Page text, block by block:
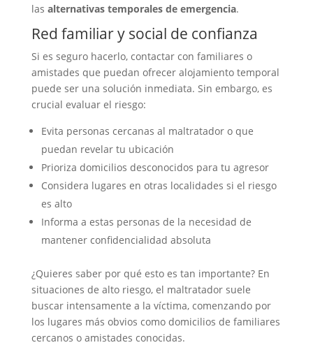
las alternativas temporales de emergencia.
Red familiar y social de confianza
Si es seguro hacerlo, contactar con familiares o
amistades que puedan ofrecer alojamiento temporal
puede ser una solución inmediata. Sin embargo, es
crucial evaluar el riesgo:
Evita personas cercanas al maltratador o que
puedan revelar tu ubicación
Prioriza domicilios desconocidos para tu agresor
Considera lugares en otras localidades si el riesgo
es alto
Informa a estas personas de la necesidad de
mantener confidencialidad absoluta
¿Quieres saber por qué esto es tan importante? En
situaciones de alto riesgo, el maltratador suele
buscar intensamente a la víctima, comenzando por
los lugares más obvios como domicilios de familiares
cercanos o amistades conocidas.